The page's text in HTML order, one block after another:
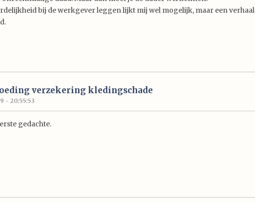
bij de werkgever leggen lijkt mij wel mogelijk, maar een verhaal
verzekering kledingschade
- 20:55:53
gedachte.